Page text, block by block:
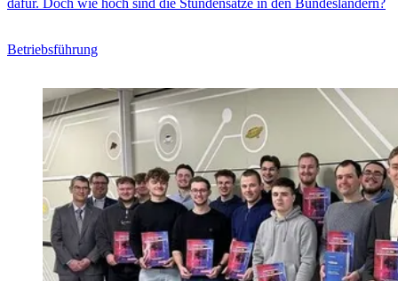
Betriebsführung